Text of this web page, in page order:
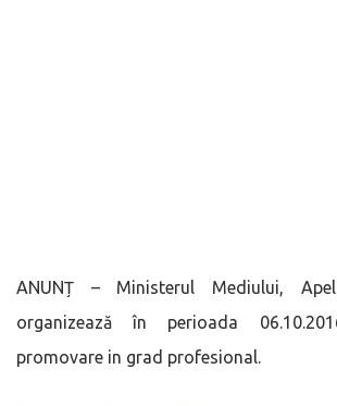
ANUNȚ – Ministerul Mediului,
organizează în perioada
promovare in grad profesional.